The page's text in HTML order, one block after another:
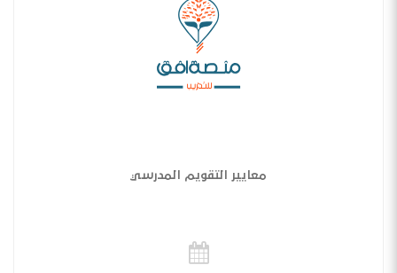
معايير التقويم المدرسي